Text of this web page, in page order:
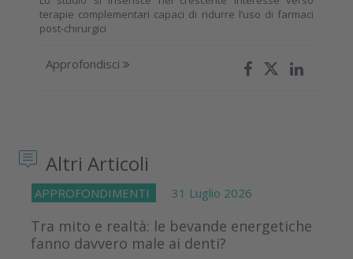
terapie complementari capaci di ridurre l’uso di farmaci
post-chirurgici
Approfondisci
Altri Articoli
APPROFONDIMENTI 31 Luglio 2026
Tra mito e realtà: le bevande energetiche
fanno davvero male ai denti?